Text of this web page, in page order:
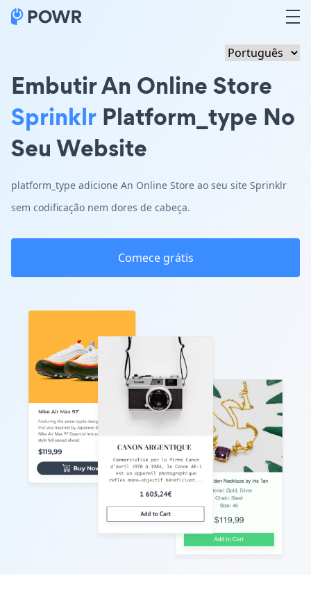
Embutir An Online Store
Sprinklr Platform_type No
Seu Website
platform_type adicione An Online Store ao seu site Sprinklr
sem codificação nem dores de cabeça.
Comece grátis